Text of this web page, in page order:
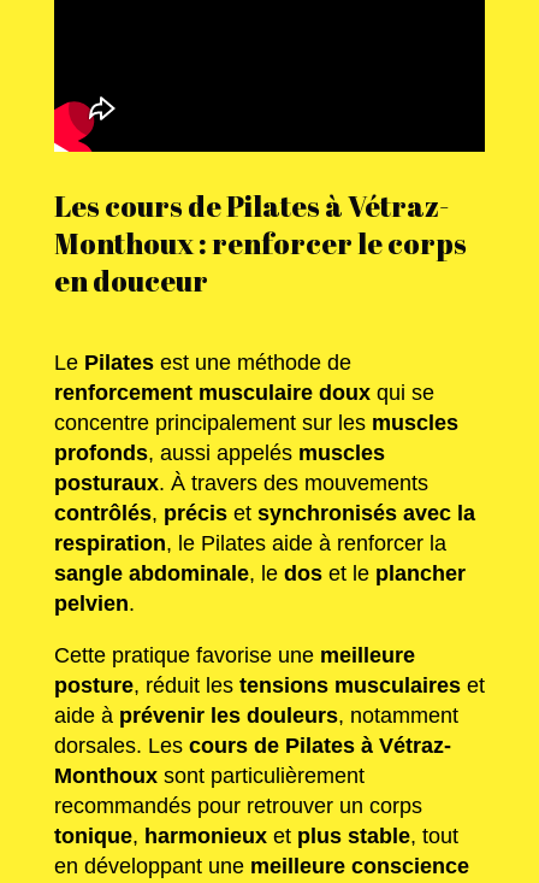
Les cours de Pilates à Vétraz-
Monthoux : renforcer le corps
en douceur
Le Pilatesest une méthode de
renforcement musculaire douxqui se
concentre principalement sur les muscles
profonds, aussi appelés muscles
posturaux. À travers des mouvements
contrôlés, préciset synchronisés avec la
respiration, le Pilates aide à renforcer la
sangle abdominale, le doset le plancher
pelvien.
Cette pratique favorise une meilleure
posture, réduit les tensions musculaireset
aide à prévenir les douleurs, notamment
dorsales. Les cours de Pilates à Vétraz-
Monthouxsont particulièrement
recommandés pour retrouver un corps
tonique, harmonieuxet plus stable, tout
en développant une meilleure conscience